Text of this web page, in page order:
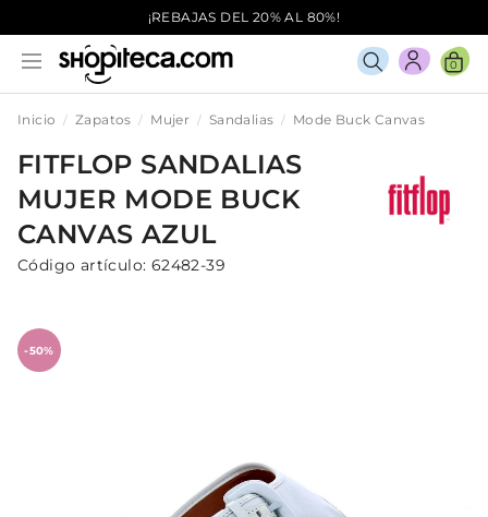
¡REBAJAS DEL 20% AL 80%!
0
Inicio Zapatos Mujer Sandalias Mode Buck Canvas
FITFLOP SANDALIAS
MUJER MODE BUCK
CANVAS AZUL
Código artículo: 62482-39
-50%